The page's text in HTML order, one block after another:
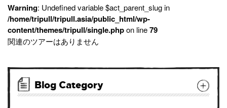
Warning: Undefined variable $act_parent_slug in
/home/tripull/tripull.asia/public_html/wp-
content/themes/tripull/single.phpon line79
関連のツアーはありません
Blog Category